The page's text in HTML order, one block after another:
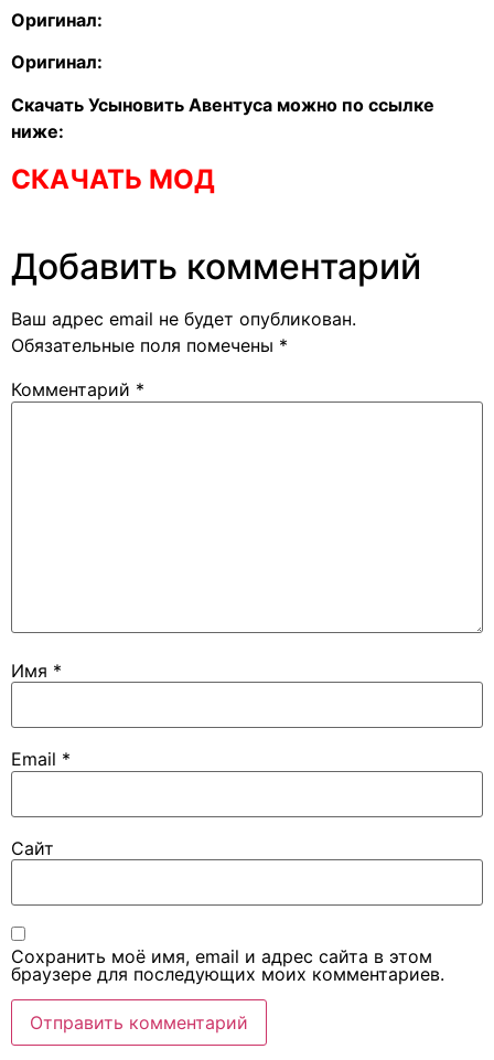
Оригинал:
Оригинал:
Скачать Усыновить Авентуса можно по ссылке
ниже:
СКАЧАТЬ МОД
Добавить комментарий
Ваш адрес email не будет опубликован.
Обязательные поля помечены *
Комментарий *
Имя *
Email *
Сайт
Сохранить моё имя, email и адрес сайта в этом
браузере для последующих моих комментариев.